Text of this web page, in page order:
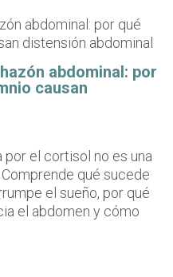
abdominal: por
causan
por el cortisol no es una
qué sucede
el sueño, por qué
el abdomen y cómo